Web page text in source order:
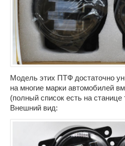
Модель этих ПТФ достаточно
на многие марки автомобилей
(полный список есть на станице
Внешний вид: